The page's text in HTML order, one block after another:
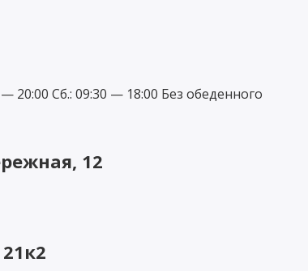
Сб.: 09:30 — 18:00 Без обеденного
12